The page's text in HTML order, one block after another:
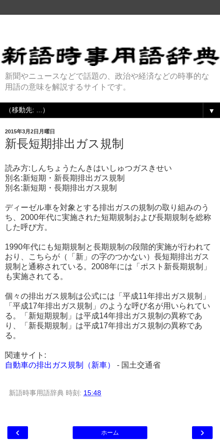
新聞やニュースなどで話題の、政治や経済などの時事的な
用語の意味を解説するサイトです。
▼
2015年3月2日月曜日
新長短期排出ガス規制
読み方:しんちょうたんきはいしゅつガスきせい
別名:新短期・新長期排出ガス規制
別名:新短期・長期排出ガス規制
ディーゼル車を対象とする排出ガスの規制の取り組みのう
ち、2000年代に実施された短期規制および長期規制を総称
した呼び方。
1990年代にも短期規制と長期規制の段階的実施が行われて
おり、こちらが（「新」の字のつかない）長短期排出ガス
規制と通称されている。2008年には「ポスト新長期規制」
も実施されてる。
個々の排出ガス規制は公式には「平成11年排出ガス規制」
「平成17年排出ガス規制」のような呼び名が用いられてい
る。「新短期規制」は平成14年排出ガス規制の異称であ
り、「新長期規制」は平成17年排出ガス規制の異称であ
る。
関連サイト:
自動車の排出ガス規制（新車）
- 国土交通省
新語時事用語辞典 時刻: 15:48
‹ ›
ホーム